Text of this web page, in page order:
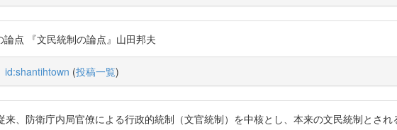
点 『文民統制の論点』山田邦夫
id:shantihtown (投稿一覧)
来、防衛庁内局官僚による行政的統制（文官統制）を中核とし、本来の文民統制とさ